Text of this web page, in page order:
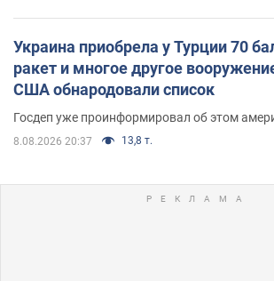
Украина приобрела у Турции 70
ракет и многое другое
США обнародовали список
Госдеп уже проинформировал об этом
8.08.2026 20:37 13,8 т.